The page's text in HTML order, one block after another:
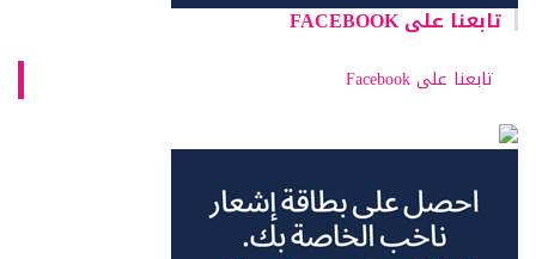
تابعنا على FACEBOOK
تابعنا على Facebook